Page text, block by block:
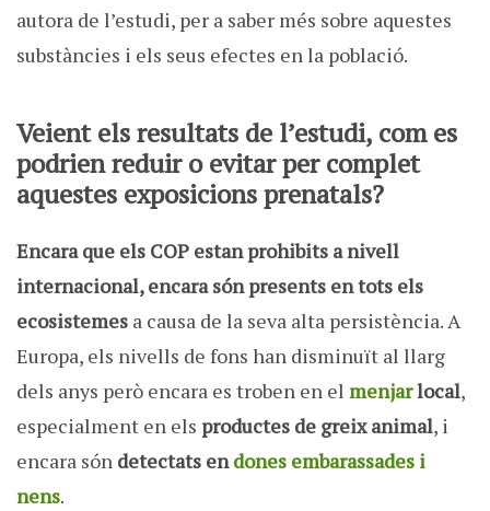
autora de l’estudi, per a saber més sobre aquestes
substàncies i els seus efectes en la població.
Veient els resultats de l’estudi, com es
podrien reduir o evitar per complet
aquestes exposicions prenatals?
Encara que els COP estan prohibits a nivell
internacional, encara són presents en tots els
ecosistemes a causa de la seva alta persistència. A
Europa, els nivells de fons han disminuït al llarg
dels anys però encara es troben en el menjarlocal,
especialment en els productes de greix animal, i
encara són detectats endones embarassades i
nens.